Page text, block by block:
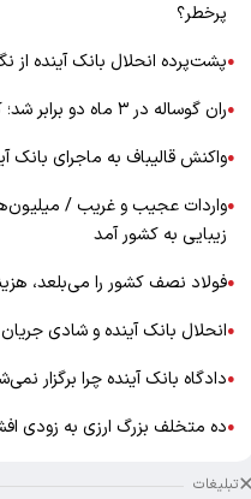
پرخطر؟
●پشت‌پرده انحلال بانک آینده
●ران گوساله در ۳ ماه دو برابر شد؛ کسی حواسش هست؟
●واکنش قالیباف به ماجرای بانک
●واردات عجیب و غریب /
زیبایی به کشور آمد
●فولاد نصف کشور را می‌بلعد،
●انحلال بانک آینده و شادی
●دادگاه بانک آینده چرا برگزار
●ده متخلف بزرگ ارزی به زودی
تبلیغات